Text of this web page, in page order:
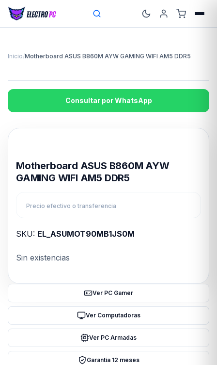
Inicio/Motherboard ASUS B860M AYW GAMING WIFI AM5 DDR5
Consultar por WhatsApp
Motherboard ASUS B860M AYW
GAMING WIFI AM5 DDR5
Precio efectivo o transferencia
SKU: EL_ASUMOT90MB1JS0M
Sin existencias
Ver PC Gamer
Ver Computadoras
Ver PC Armadas
Garantía 12 meses